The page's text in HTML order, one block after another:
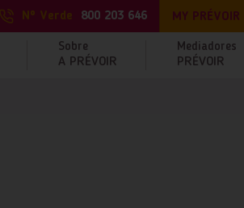
Nº Verde 800 203 646 MY PRÉVOIR
Sobre
A PRÉVOIR
Mediadores
PRÉVOIR